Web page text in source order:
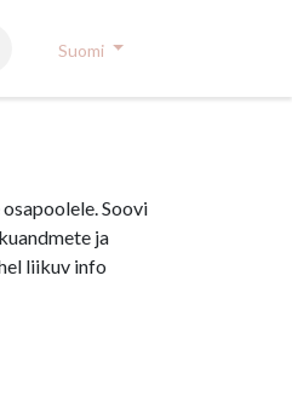
Suomi
Soovi
ja
liikuv info